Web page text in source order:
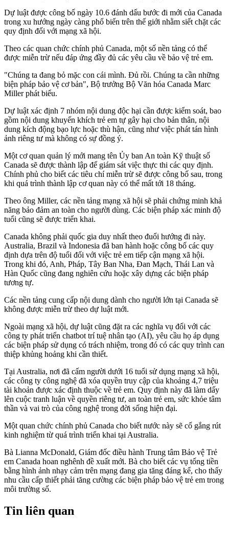
Dự luật được công bố ngày 10.6 đánh dấu bước đi mới của Canada
trong xu hướng ngày càng phổ biến trên thế giới nhằm siết chặt các
quy định đối với mạng xã hội.
Theo các quan chức chính phủ Canada, một số nền tảng có thể
được miễn trừ nếu đáp ứng đầy đủ các yêu cầu về bảo vệ trẻ em.
"Chúng ta đang bỏ mặc con cái mình. Đủ rồi. Chúng ta cần những
biện pháp bảo vệ cơ bản", Bộ trưởng Bộ Văn hóa Canada Marc
Miller phát biểu.
Dự luật xác định 7 nhóm nội dung độc hại cần được kiểm soát, bao
gồm nội dung khuyến khích trẻ em tự gây hại cho bản thân, nội
dung kích động bạo lực hoặc thù hận, cũng như việc phát tán hình
ảnh riêng tư mà không có sự đồng ý.
Một cơ quan quản lý mới mang tên Ủy ban An toàn Kỹ thuật số
Canada sẽ được thành lập để giám sát việc thực thi các quy định.
Chính phủ cho biết các tiêu chí miễn trừ sẽ được công bố sau, trong
khi quá trình thành lập cơ quan này có thể mất tới 18 tháng.
Theo ông Miller, các nền tảng mạng xã hội sẽ phải chứng minh khả
năng bảo đảm an toàn cho người dùng. Các biện pháp xác minh độ
tuổi cũng sẽ được triển khai.
Canada không phải quốc gia duy nhất theo đuổi hướng đi này.
Australia, Brazil và Indonesia đã ban hành hoặc công bố các quy
định dựa trên độ tuổi đối với việc trẻ em tiếp cận mạng xã hội.
Trong khi đó, Anh, Pháp, Tây Ban Nha, Đan Mạch, Thái Lan và
Hàn Quốc cũng đang nghiên cứu hoặc xây dựng các biện pháp
tương tự.
Các nền tảng cung cấp nội dung dành cho người lớn tại Canada sẽ
không được miễn trừ theo dự luật mới.
Ngoài mạng xã hội, dự luật cũng đặt ra các nghĩa vụ đối với các
công ty phát triển chatbot trí tuệ nhân tạo (AI), yêu cầu họ áp dụng
các biện pháp sử dụng có trách nhiệm, trong đó có các quy trình can
thiệp khủng hoảng khi cần thiết.
Tại Australia, nơi đã cấm người dưới 16 tuổi sử dụng mạng xã hội,
các công ty công nghệ đã xóa quyền truy cập của khoảng 4,7 triệu
tài khoản được xác định thuộc về trẻ em. Quy định này đã làm dấy
lên cuộc tranh luận về quyền riêng tư, an toàn trẻ em, sức khỏe tâm
thần và vai trò của công nghệ trong đời sống hiện đại.
Một quan chức chính phủ Canada cho biết nước này sẽ cố gắng rút
kinh nghiệm từ quá trình triển khai tại Australia.
Bà Lianna McDonald, Giám đốc điều hành Trung tâm Bảo vệ Trẻ
em Canada hoan nghênh đề xuất mới. Bà cho biết các vụ tống tiền
bằng hình ảnh nhạy cảm trên mạng đang gia tăng đáng kể, cho thấy
nhu cầu cấp thiết phải tăng cường các biện pháp bảo vệ trẻ em trong
môi trường số.
Tin liên quan